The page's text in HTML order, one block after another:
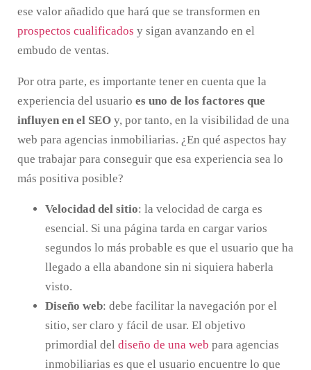
ese valor añadido que hará que se transformen en
prospectos cualificados y sigan avanzando en el
embudo de ventas.
Por otra parte, es importante tener en cuenta que la
experiencia del usuario es uno de los factores que
influyen en el SEO y, por tanto, en la visibilidad de una
web para agencias inmobiliarias. ¿En qué aspectos hay
que trabajar para conseguir que esa experiencia sea lo
más positiva posible?
Velocidad del sitio: la velocidad de carga es
esencial. Si una página tarda en cargar varios
segundos lo más probable es que el usuario que ha
llegado a ella abandone sin ni siquiera haberla
visto.
Diseño web: debe facilitar la navegación por el
sitio, ser claro y fácil de usar. El objetivo
primordial del diseño de una web para agencias
inmobiliarias es que el usuario encuentre lo que